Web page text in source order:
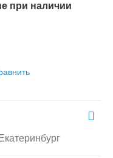
при наличии